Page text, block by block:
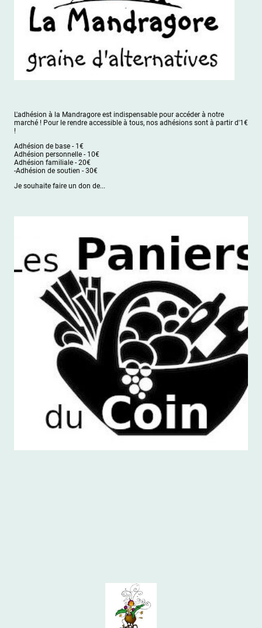
L'adhésion à la Mandragore est indispensable pour accéder à notre
marché ! Pour le rendre accessible à tous, nos adhésions sont à partir d'1€
!
Adhésion de base - 1€
Adhésion personnelle - 10€
Adhésion familiale - 20€
-Adhésion de soutien - 30€
Je souhaite faire un don de...